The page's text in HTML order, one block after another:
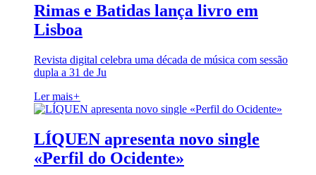
Rimas e Batidas lança livro em
Lisboa
Revista digital celebra uma década de música com sessão
dupla a 31 de Ju
Ler mais+
LÍQUEN apresenta novo single
«Perfil do Ocidente»